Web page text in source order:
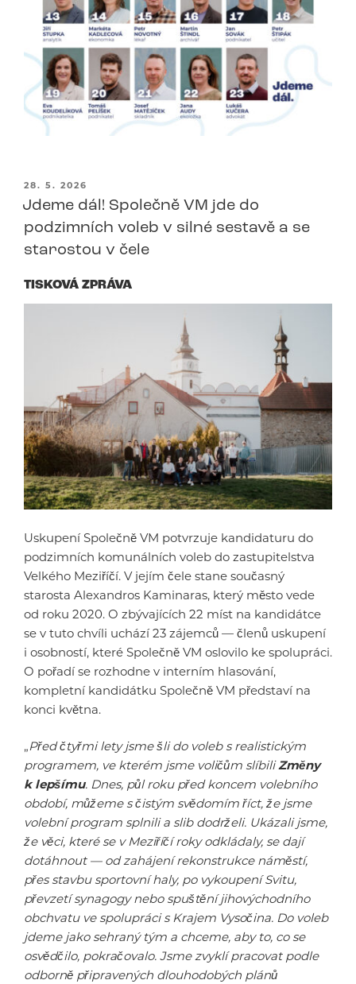
PUBLIKOVÁNO
28. 5. 2026
Jdeme dál! Společně VM jde do
podzimních voleb v silné sestavě a se
starostou v čele
TISKOVÁ ZPRÁVA
Uskupení Společně VM potvrzuje kandidaturu do
podzimních komunálních voleb do zastupitelstva
Velkého Meziříčí. V jejím čele stane současný
starosta Alexandros Kaminaras, který město vede
od roku 2020. O zbývajících 22 míst na kandidátce
se v tuto chvíli uchází 23 zájemců — členů uskupení
i osobností, které Společně VM oslovilo ke spolupráci.
O pořadí se rozhodne v interním hlasování,
kompletní kandidátku Společně VM představí na
konci května.
„Před čtyřmi lety jsme šli do voleb s realistickým
programem, ve kterém jsme voličům slíbiliZměny
k lepšímu. Dnes, půl roku před koncem volebního
období, můžeme s čistým svědomím říct, že jsme
volební program splnili a slib dodrželi. Ukázali jsme,
že věci, které se v Meziříčí roky odkládaly, se dají
dotáhnout — od zahájení rekonstrukce náměstí,
přes stavbu sportovní haly, po vykoupení Svitu,
převzetí synagogy nebo spuštění jihovýchodního
obchvatu ve spolupráci s Krajem Vysočina. Do voleb
jdeme jako sehraný tým a chceme, aby to, co se
osvědčilo, pokračovalo. Jsme zvyklí pracovat podle
odborně připravených dlouhodobých plánů